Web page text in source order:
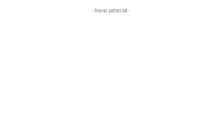
- Anunci patrocinat -